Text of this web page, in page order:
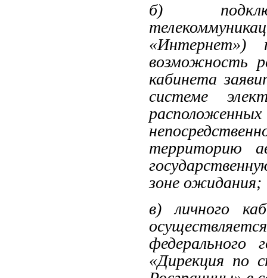
б)
«Интернет»)
возможность
кабинета
системе
территорию
зоне ожидания;
в) личного
федерального
«Дирекция по